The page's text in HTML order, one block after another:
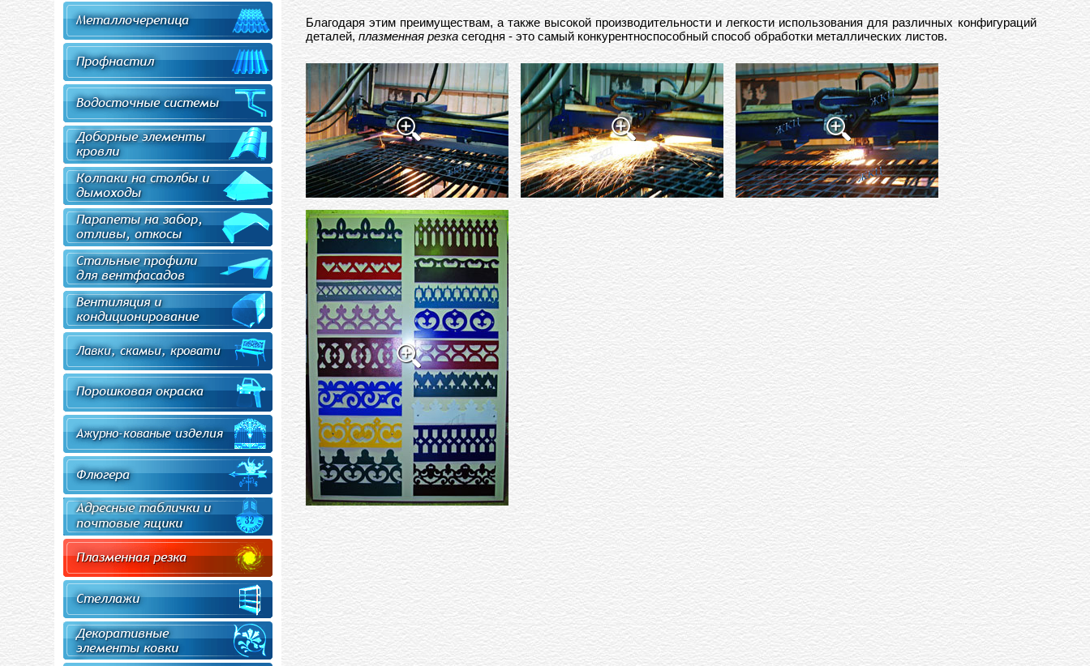
Благодаря этим преимуществам, а также высокой производительности и легкости использования для различных конфигураций
деталей, плазменная резкасегодня - это самый конкурентноспособный способ обработки металлических листов.